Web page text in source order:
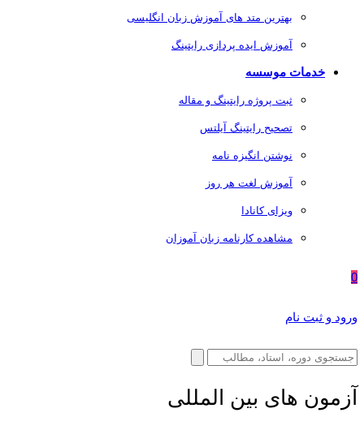
بهترین متد های آموزش زبان انگلیسی
آموزش ایده پردازی رایتینگ
خدمات موسسه
ثبت پروژه رایتینگ و مقاله
تصحیح رایتینگ آیلتس
نوشتن انگیزه نامه
آموزش لغت هر روز
ویزای کانادا
مشاهده کارنامه زبان آموزان
0
ورود و ثبت نام
آزمون های بین المللی